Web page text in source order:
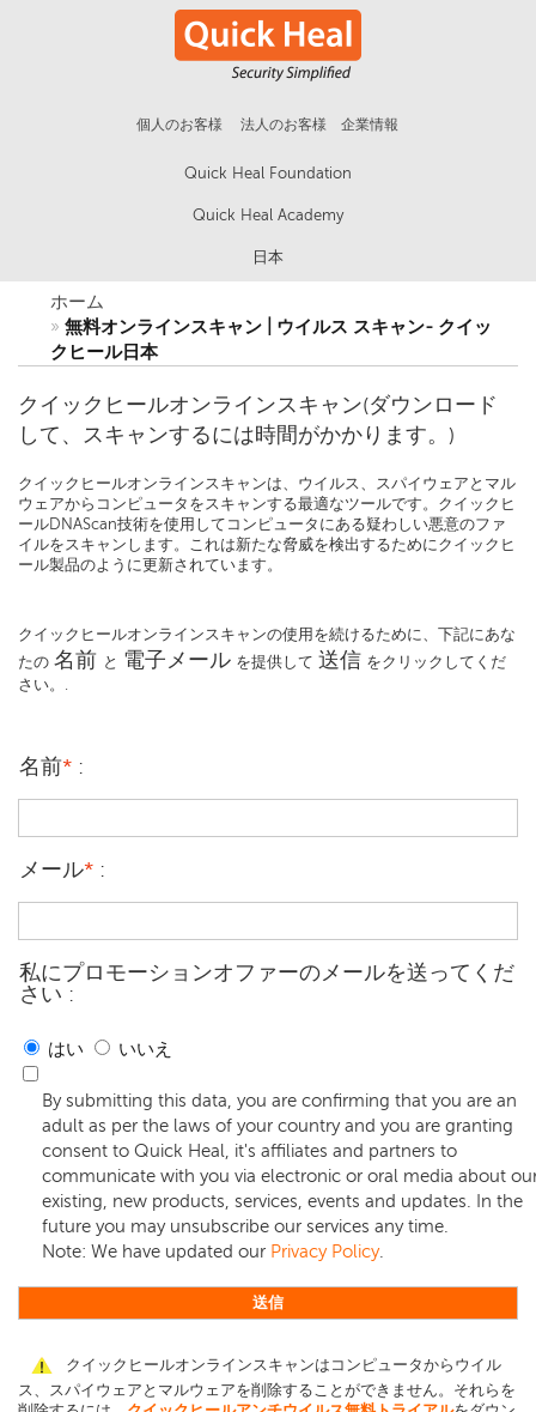
個人のお客様 法人のお客様 企業情報
Quick Heal Foundation
Quick Heal Academy
日本
ホーム
無料オンラインスキャン | ウイルス スキャン- クイッ
クヒール日本
クイックヒールオンラインスキャン(ダウンロード
して、スキャンするには時間がかかります。)
クイックヒールオンラインスキャンは、ウイルス、スパイウェアとマル
ウェアからコンピュータをスキャンする最適なツールです。クイックヒ
ールDNAScan技術を使用してコンピュータにある疑わしい悪意のファ
イルをスキャンします。これは新たな脅威を検出するためにクイックヒ
ール製品のように更新されています。
クイックヒールオンラインスキャンの使用を続けるために、下記にあな
たの 名前 と 電子メール を提供して 送信 をクリックしてくだ
さい。.
名前* :
メール* :
私にプロモーションオファーのメールを送ってくだ
さい :
はい いいえ
By submitting this data, you are confirming that you are an
adult as per the laws of your country and you are granting
consent to Quick Heal, it's affiliates and partners to
communicate with you via electronic or oral media about
existing, new products, services, events and updates. In the
future you may unsubscribe our services any time.
Note: We have updated our Privacy Policy.
クイックヒールオンラインスキャンはコンピュータからウイル
ス、スパイウェアとマルウェアを削除することができません。それらを